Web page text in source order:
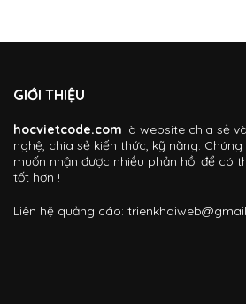
GIỚI THIỆU
hocvietcode.com là website chia sẻ
nghệ, chia sẻ kiến thức, kỹ năng.
muốn nhận được nhiều phản hồi để có
tốt hơn !
Liên hệ quảng cáo: